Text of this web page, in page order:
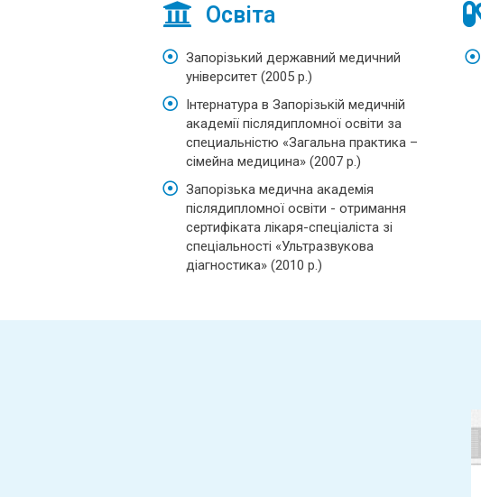
Освіта
Запорізький державний медичний
університет (2005 р.)
Інтернатура в Запорізькій медичній
академії післядипломної освіти за
специальністю «Загальна практика –
сімейна медицина» (2007 р.)
Запорізька медична академія
післядипломної освіти - отримання
сертифіката лікаря-спеціаліста зі
спеціальності «Ультразвукова
діагностика» (2010 р.)